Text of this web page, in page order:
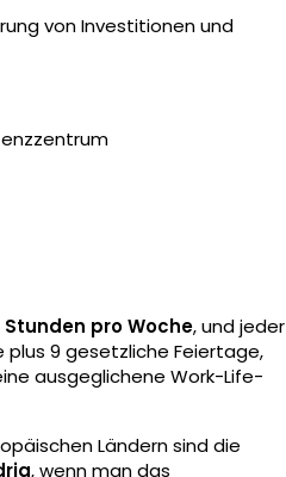
von Investitionen und
Stunden pro Woche, und jeder
9 gesetzliche Feiertage,
ausgeglichene Work-Life-
Ländern sind die
, wenn man das